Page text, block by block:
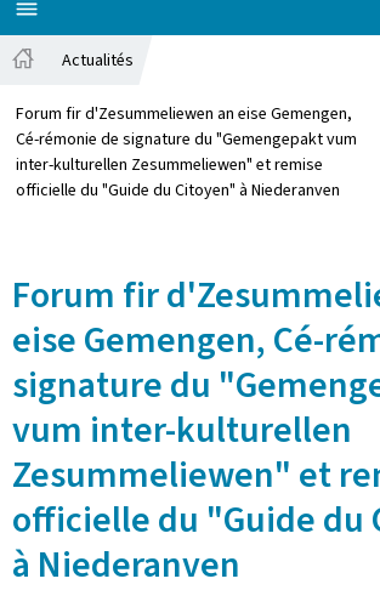
MENU
PRINCIPAL
Actualités
Forum fir d'Zesummeliewen an eise Gemengen,
Cé-rémonie de signature du "Gemengepakt vum
inter-kulturellen Zesummeliewen" et remise
officielle du "Guide du Citoyen" à Niederanven
Forum fir
eise Gemengen, Cé-
signature du
vum inter-kulturellen
Zesummeliewen" et
officielle du "Guide du
à Niederanven